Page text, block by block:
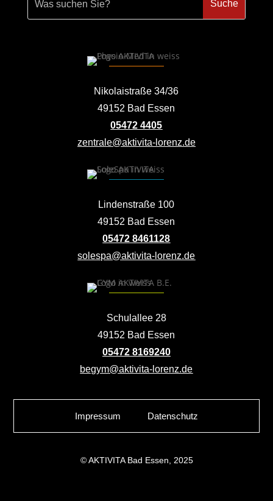
Nikolaistraße 34/36
49152 Bad Essen
05472 4405
zentrale@aktivita-lorenz.de
Lindenstraße 100
49152 Bad Essen
05472 8461128
solespa@aktivita-lorenz.de
Schulallee 28
49152 Bad Essen
05472 8169240
begym@aktivita-lorenz.de
Impressum Datenschutz
© AKTIVITA Bad Essen, 2025